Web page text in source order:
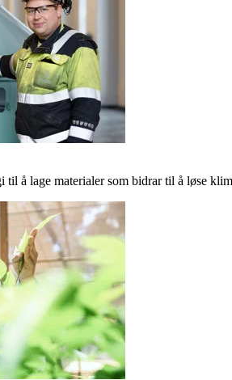
å lage materialer som bidrar til å løse